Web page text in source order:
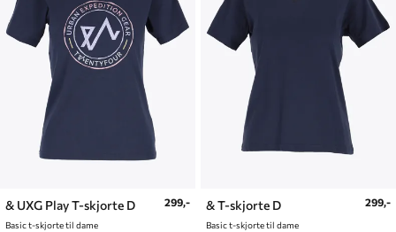
& UXG Play T-skjorte D
Basic t-skjorte til dame
299,- & T-skjorte D
Basic t-skjorte til dame
299,-